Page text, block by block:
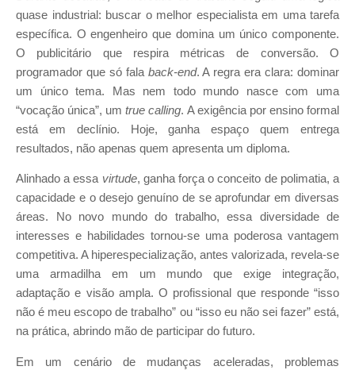
quase industrial: buscar o melhor especialista em uma tarefa
específica. O engenheiro que domina um único componente.
O publicitário que respira métricas de conversão. O
programador que só fala back-end. A regra era clara: dominar
um único tema. Mas nem todo mundo nasce com uma
“vocação única”, umtrue calling. A exigência por ensino formal
está em declínio. Hoje, ganha espaço quem entrega
resultados, não apenas quem apresenta um diploma.
Alinhado a essa virtude, ganha força o conceito de polimatia, a
capacidade e o desejo genuíno de se aprofundar em diversas
áreas. No novo mundo do trabalho, essa diversidade de
interesses e habilidades tornou-se uma poderosa vantagem
competitiva. A hiperespecialização, antes valorizada, revela-se
uma armadilha em um mundo que exige integração,
adaptação e visão ampla. O profissional que responde “isso
não é meu escopo de trabalho” ou “isso eu não sei fazer” está,
na prática, abrindo mão de participar do futuro.
Em um cenário de mudanças aceleradas, problemas